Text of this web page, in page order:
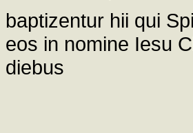
baptizentur hii qui
eos in nomine Iesu
diebus